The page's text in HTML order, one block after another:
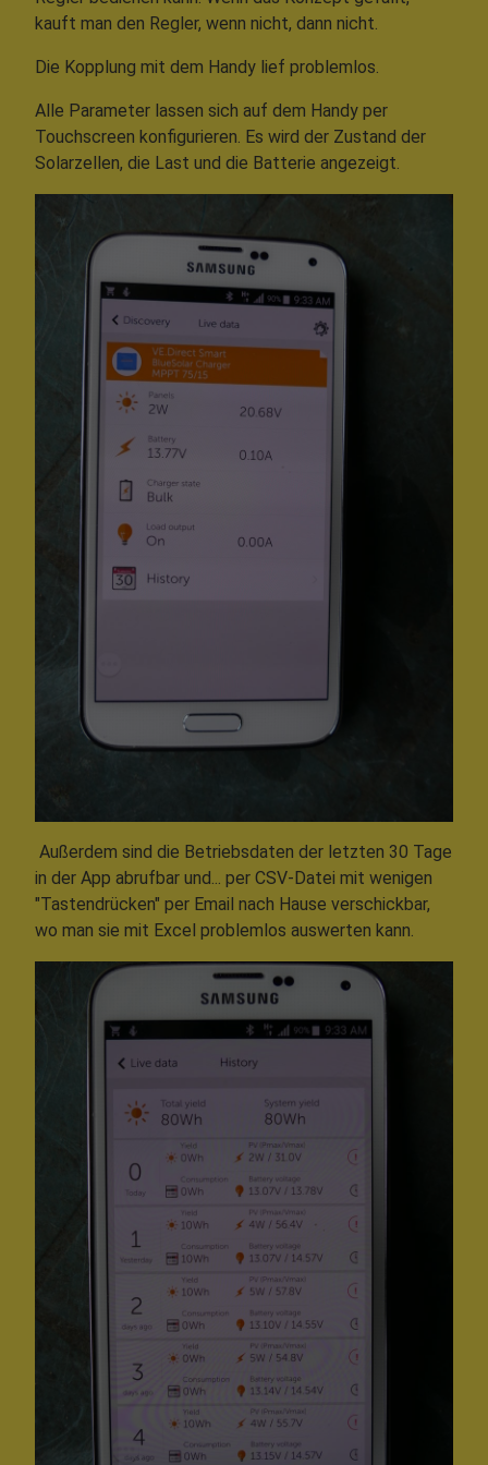
kauft man den Regler, wenn nicht, dann nicht.
Die Kopplung mit dem Handy lief problemlos.
Alle Parameter lassen sich auf dem Handy per
Touchscreen konfigurieren. Es wird der Zustand der
Solarzellen, die Last und die Batterie angezeigt.
Außerdem sind die Betriebsdaten der letzten 30 Tage
in der App abrufbar und... per CSV-Datei mit wenigen
"Tastendrücken" per Email nach Hause verschickbar,
wo man sie mit Excel problemlos auswerten kann.